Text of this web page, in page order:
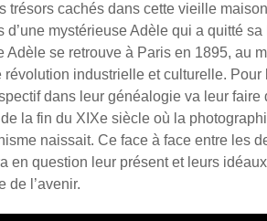
trésors cachés dans cette vieille
d’une mystérieuse Adèle qui a quitté
Adèle se retrouve à Paris en 1895, au
révolution industrielle et culturelle. Pour
dans leur généalogie va leur faire
la fin du XIXe siècle où la
naissait. Ce face à face entre les
en question leur présent et leurs
de l’avenir.